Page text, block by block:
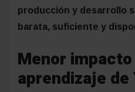
producción y desarrollo
barata, suficiente y
Menor
aprendizaje de